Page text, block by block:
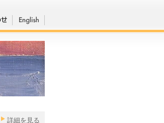
詳細を見る